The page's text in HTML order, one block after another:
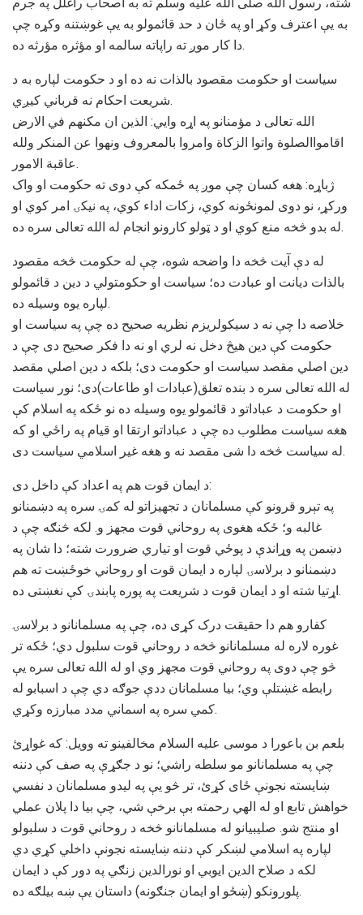
به يې اعترف وکړ او په ځان د حد قائمولو به يې غوښتنه وکړه چې
دا کار موږ ته راپاته سالمه او مؤثره مؤرثه ده.
سیاست او حکومت مقصود بالذات نه ده او د حکومت لپاره به د
شريعت احکام نه قرباني کيږي.
الله تعالی د مؤمنانو په اړه وايي: الذين ان مکنهم في الارض
اقامواالصلوة واتوا الزکاة وامروا بالمعروف ونهوا عن المنکر ولله
عاقبة الامور.
ژباړه: هغه کسان چې موږ په ځمکه کې دوی ته حکومت او واک
ورکړ، نو دوی لمونځونه کوي، زکات اداء کوي، په نيکۍ امر کوي او
له بدو څخه منع کوي او د ټولو کارونو انجام له الله تعالی سره ده.
له دې آيت څخه دا واضحه شوه، چې له حکومت څخه مقصود
بالذات ديانت او عبادت ده؛ سیاست او حکومتولي د دين د قائمولو
لپاره يوه وسيله ده.
خلاصه دا چې نه د سيکولريزم نظریه صحيح ده چې په سیاست او
حکومت کې دين هيڅ دخل نه لري او نه دا فکر صحيح دی چې د
دین اصلي مقصد سیاست او حکومت دی؛ بلکه د دين اصلي مقصد
له الله تعالی سره د بنده تعلق(عبادات او طاعات)دی؛ نور سیاست
او حکومت د عباداتو د قائمولو يوه وسیله ده نو ځکه په اسلام کې
هغه سیاست مطلوب ده چې د عباداتو ارتقا او قيام په راځي او که
له سیاست څخه دا شی مقصد نه و هغه غير اسلامي سیاست دی.
د ايمان قوت هم په اعداد کې داخل دی:
په تېرو قرونو کې مسلمانان د تجهيزاتو له کمۍ سره په دښمنانو
غالبه و؛ ځکه هغوی په روحاني قوت مجهز و. لکه څنګه چې د
دښمن په وړاندې د پوځي قوت او تياري ضرورت شته؛ دا شان په
دښمنانو د برلاسۍ لپاره د ايمان قوت او روحاني خوځښت ته هم
اړتيا شته او د ايمان قوت د شريعت په پوره پابندۍ کې نغښتی ده.
کفارو هم دا حقيقت درک کړی ده، چې په مسلمانانو د برلاسۍ
غوره لاره له مسلمانانو څخه د روحاني قوت سلبول دي؛ ځکه تر
څو چې دوی په روحاني قوت مجهز وي او له الله تعالی سره يې
رابطه غښتلې وي؛ بيا مسلمانان ددې جوګه دي چې د اسبابو له
کمي سره په اسماني مدد مبارزه وکړي.
بلعم بن باعورا د موسی علیه السلام مخالفينو ته وويل: که غواړئ
چې په مسلمانانو مو سلطه راشي؛ نو د جګړې په صف کې دننه
ښايسته نجونې ځای کړئ، تر څو يې په ليدو مسلمانان د نفسي
خواهش تابع او له الهي رحمته بې برخې شي، چې بيا دا پلان عملي
او منتج شو. صليبيانو له مسلمانانو څخه د روحاني قوت د سلبولو
لپاره په اسلامي لښکر کې دننه ښايسته نجونې داخلي کړي دي
لکه د صلاح الدين ايوبي او نورالدين زنګي په دور کې د ايمان
پلورونکو (ښځو او ايمان جنګونه) داستان يې ښه بیلګه ده.